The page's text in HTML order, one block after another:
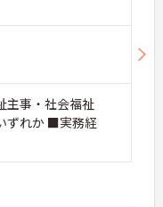
主事・社会福祉
ずれか ■実務経